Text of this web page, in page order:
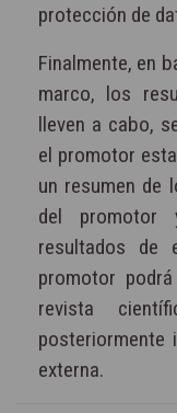
protección de
Finalmente, en
marco, los
lleven a cabo,
el promotor
un resumen de
del promotor
resultados de
promotor
revista
posteriormente
externa.